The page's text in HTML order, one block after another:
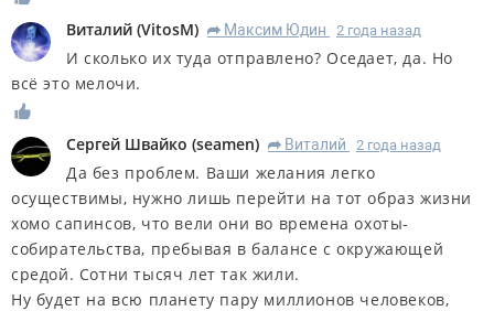
Виталий (VitosM) R Максим Юдин 2 года назад
И сколько их туда отправлено? Оседает, да. Но
всё это мелочи.
Сергей Швайко (seamen) R Виталий 2 года назад
Да без проблем. Ваши желания легко
осуществимы, нужно лишь перейти на тот образ жизни
хомо сапинсов, что вели они во времена охоты-
собирательства, пребывая в балансе с окружающей
средой. Сотни тысяч лет так жили.
Ну будет на всю планету пару миллионов человеков,